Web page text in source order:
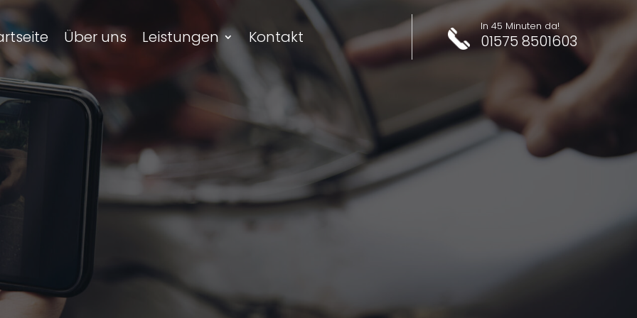
Über uns Leistungen Kontakt
In 45 Minuten da!
01575 8501603